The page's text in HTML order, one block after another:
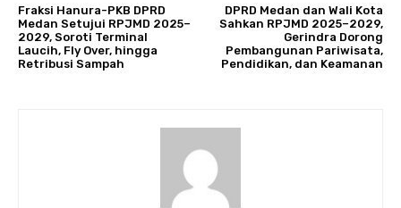
Fraksi Hanura-PKB DPRD
Medan Setujui RPJMD 2025–
2029, Soroti Terminal
Laucih, Fly Over, hingga
Retribusi Sampah
DPRD Medan dan Wali Kota
Sahkan RPJMD 2025–2029,
Gerindra Dorong
Pembangunan Pariwisata,
Pendidikan, dan Keamanan